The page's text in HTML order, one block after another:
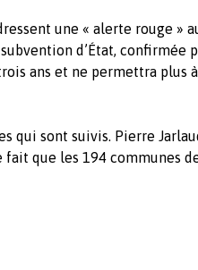
une « alerte rouge »
d’État, confirmée
ans et ne permettra plus
qui sont suivis. Pierre
que les 194 communes